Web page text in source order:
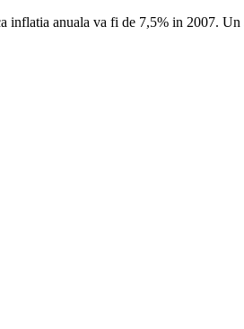
inflatia anuala va fi de 7,5% in 2007.